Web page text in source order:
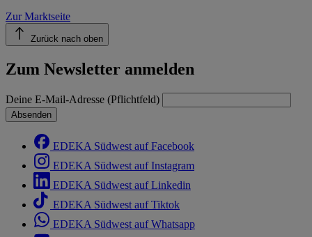
Zur Marktseite
Zurück nach oben
Zum Newsletter anmelden
Deine E-Mail-Adresse (Pflichtfeld)
Absenden
EDEKA Südwest auf Facebook
EDEKA Südwest auf Instagram
EDEKA Südwest auf Linkedin
EDEKA Südwest auf Tiktok
EDEKA Südwest auf Whatsapp